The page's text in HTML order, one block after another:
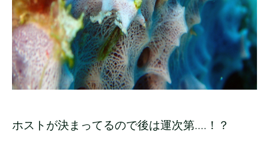
ホストが決まってるので後は運次第....！？